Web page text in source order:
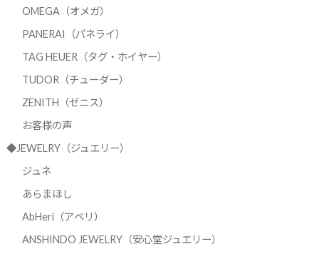
OMEGA（オメガ）
PANERAI（パネライ）
TAG HEUER（タグ・ホイヤー）
TUDOR（チューダー）
ZENITH（ゼニス）
お客様の声
◆JEWELRY（ジュエリー）
ジュネ
あらまほし
AbHeri（アベリ）
ANSHINDO JEWELRY（安心堂ジュエリー）